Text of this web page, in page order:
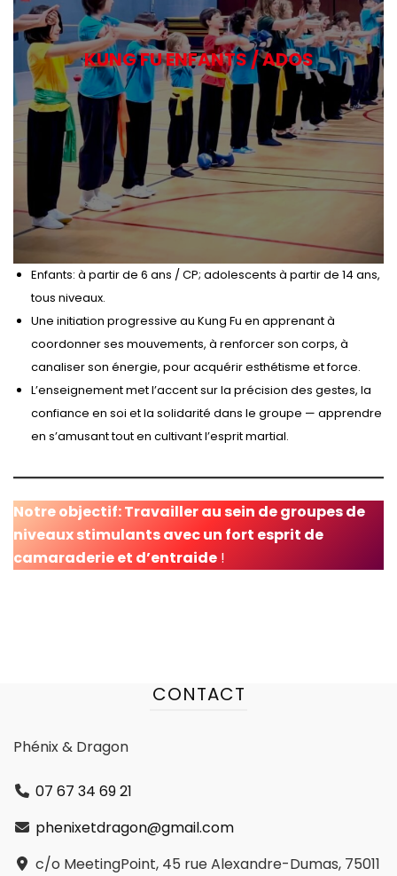
KUNG FU ENFANTS / ADOS
Enfants: à partir de 6 ans / CP; adolescents à partir de 14 ans,
tous niveaux.
Une initiation progressive au Kung Fu en apprenant à
coordonner ses mouvements, à renforcer son corps, à
canaliser son énergie, pour acquérir esthétisme et force.
L’enseignement met l’accent sur la précision des gestes, la
confiance en soi et la solidarité dans le groupe — apprendre
en s’amusant tout en cultivant l’esprit martial.
Notre objectif: Travailler au sein de groupes de
niveaux stimulants avec un fort esprit de
camaraderie et d’entraide !
CONTACT
Phénix & Dragon
07 67 34 69 21
phenixetdragon@gmail.com
c/o MeetingPoint, 45 rue Alexandre-Dumas, 75011